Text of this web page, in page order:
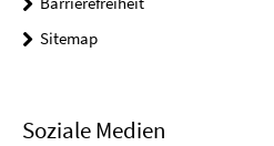
Sitemap
Soziale Medien